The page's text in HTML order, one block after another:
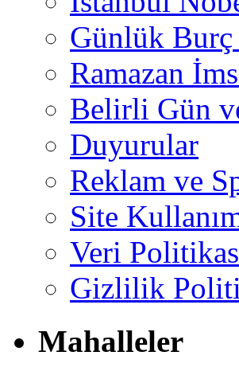
Günlük Burç
Ramazan
Belirli Gün
Duyurular
Reklam ve
Site
Veri
Gizlilik
Mahalleler